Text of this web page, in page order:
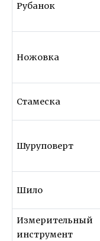
Рубанок
Ножовка
Стамеска
Шуруповерт
Шило
Измерительный
инструмент